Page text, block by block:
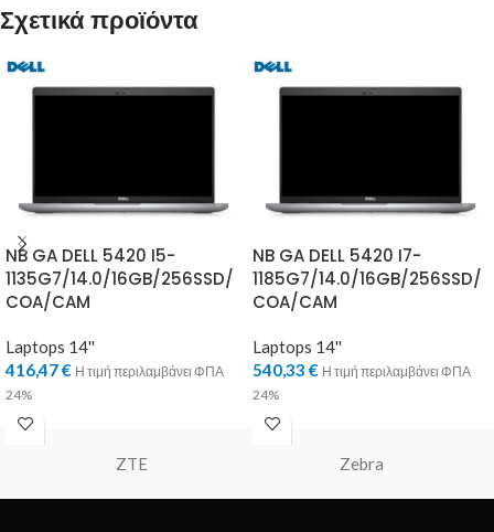
Σχετικά προϊόντα
NB GA DELL 5420 I5-
1135G7/14.0/16GB/256SSD/
COA/CAM
Laptops 14''
416,47€ Η τιμή περιλαμβάνει ΦΠΑ
24%
NB GA DELL 5420 I7-
1185G7/14.0/16GB/256SSD/
COA/CAM
Laptops 14''
540,33 € Η τιμή περιλαμβάνει ΦΠΑ
24%
ZTE Zebra